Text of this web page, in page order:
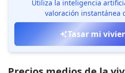
Utiliza la inteligencia
valoración instantánea
Tasar mi